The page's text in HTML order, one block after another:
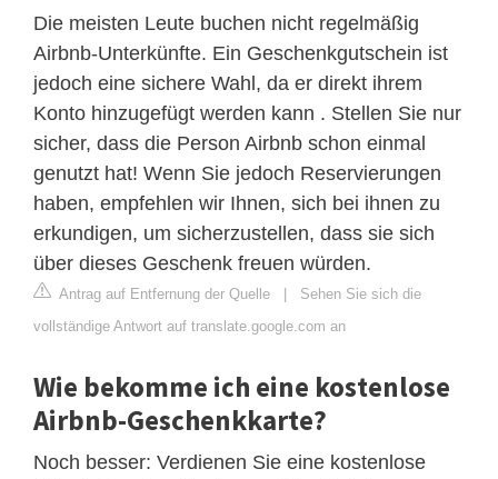
Die meisten Leute buchen nicht regelmäßig
Airbnb-Unterkünfte. Ein Geschenkgutschein ist
jedoch eine sichere Wahl, da er direkt ihrem
Konto hinzugefügt werden kann . Stellen Sie nur
sicher, dass die Person Airbnb schon einmal
genutzt hat! Wenn Sie jedoch Reservierungen
haben, empfehlen wir Ihnen, sich bei ihnen zu
erkundigen, um sicherzustellen, dass sie sich
über dieses Geschenk freuen würden.
Antrag auf Entfernung der Quelle | Sehen Sie sich die
vollständige Antwort auf translate.google.com an
Wie bekomme ich eine kostenlose
Airbnb-Geschenkkarte?
Noch besser: Verdienen Sie eine kostenlose